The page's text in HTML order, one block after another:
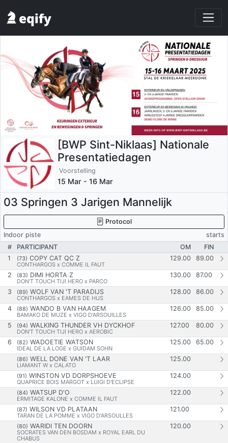
[BWP Sint-Niklaas] Nationale
Presentatiedagen
Voorstelling
15 Mar - 16 Mar
03 Springen 3 Jarigen Mannelijk
Protocol
Indoor piste
starts
#
PARTICIPANT OM
FIN
1
(73) COPY CAT QC Z
CONTHARGOS x COMME IL FAUT
129.00 89.00
2 (83) DIMI HORTA Z
DON'T TOUCH TIJI HERO x PARCO
130.00 87.00
3 (89) WOLF VAN 'T PARADIJS
CONTHARGOS x EAMES DE HUS
128.00 86.00
4 (88) WANDO B VAN HAAGEM
BAMAKO DE MUZE x VIGO D'ARSOUILLES
126.00 85.00
5 (94) WALKING THUNDER VH DYCKHOF
DON'T TOUCH TIJI HERO x AEROBIC
127.00 80.00
6 (82) WADOETIE WATSON
IDEAL DE LA LOGE x GUIDAM SOHN
125.00 65.00
(86) WELL DONE VAN 'T LAAR
LIAMANT W x CALATO
125.00
(91) WINSTON VD DORPSHOEVE
QUAPRICE BOIS MARGOT x LUIGI D'ECLIPSE
124.00
(84) WATSUP D'O
ERMITAGE KALONE x COMME IL FAUT
122.00
(87) WILSON VD PLATAAN
TARAN DE LA POMME x VIGO D'ARSOULLES
121.00
(80) WARIDI TEN DOORN
SOCRATES VAN DEN BOSDAM x ROYAL EARL DU
CHABUS
120.00